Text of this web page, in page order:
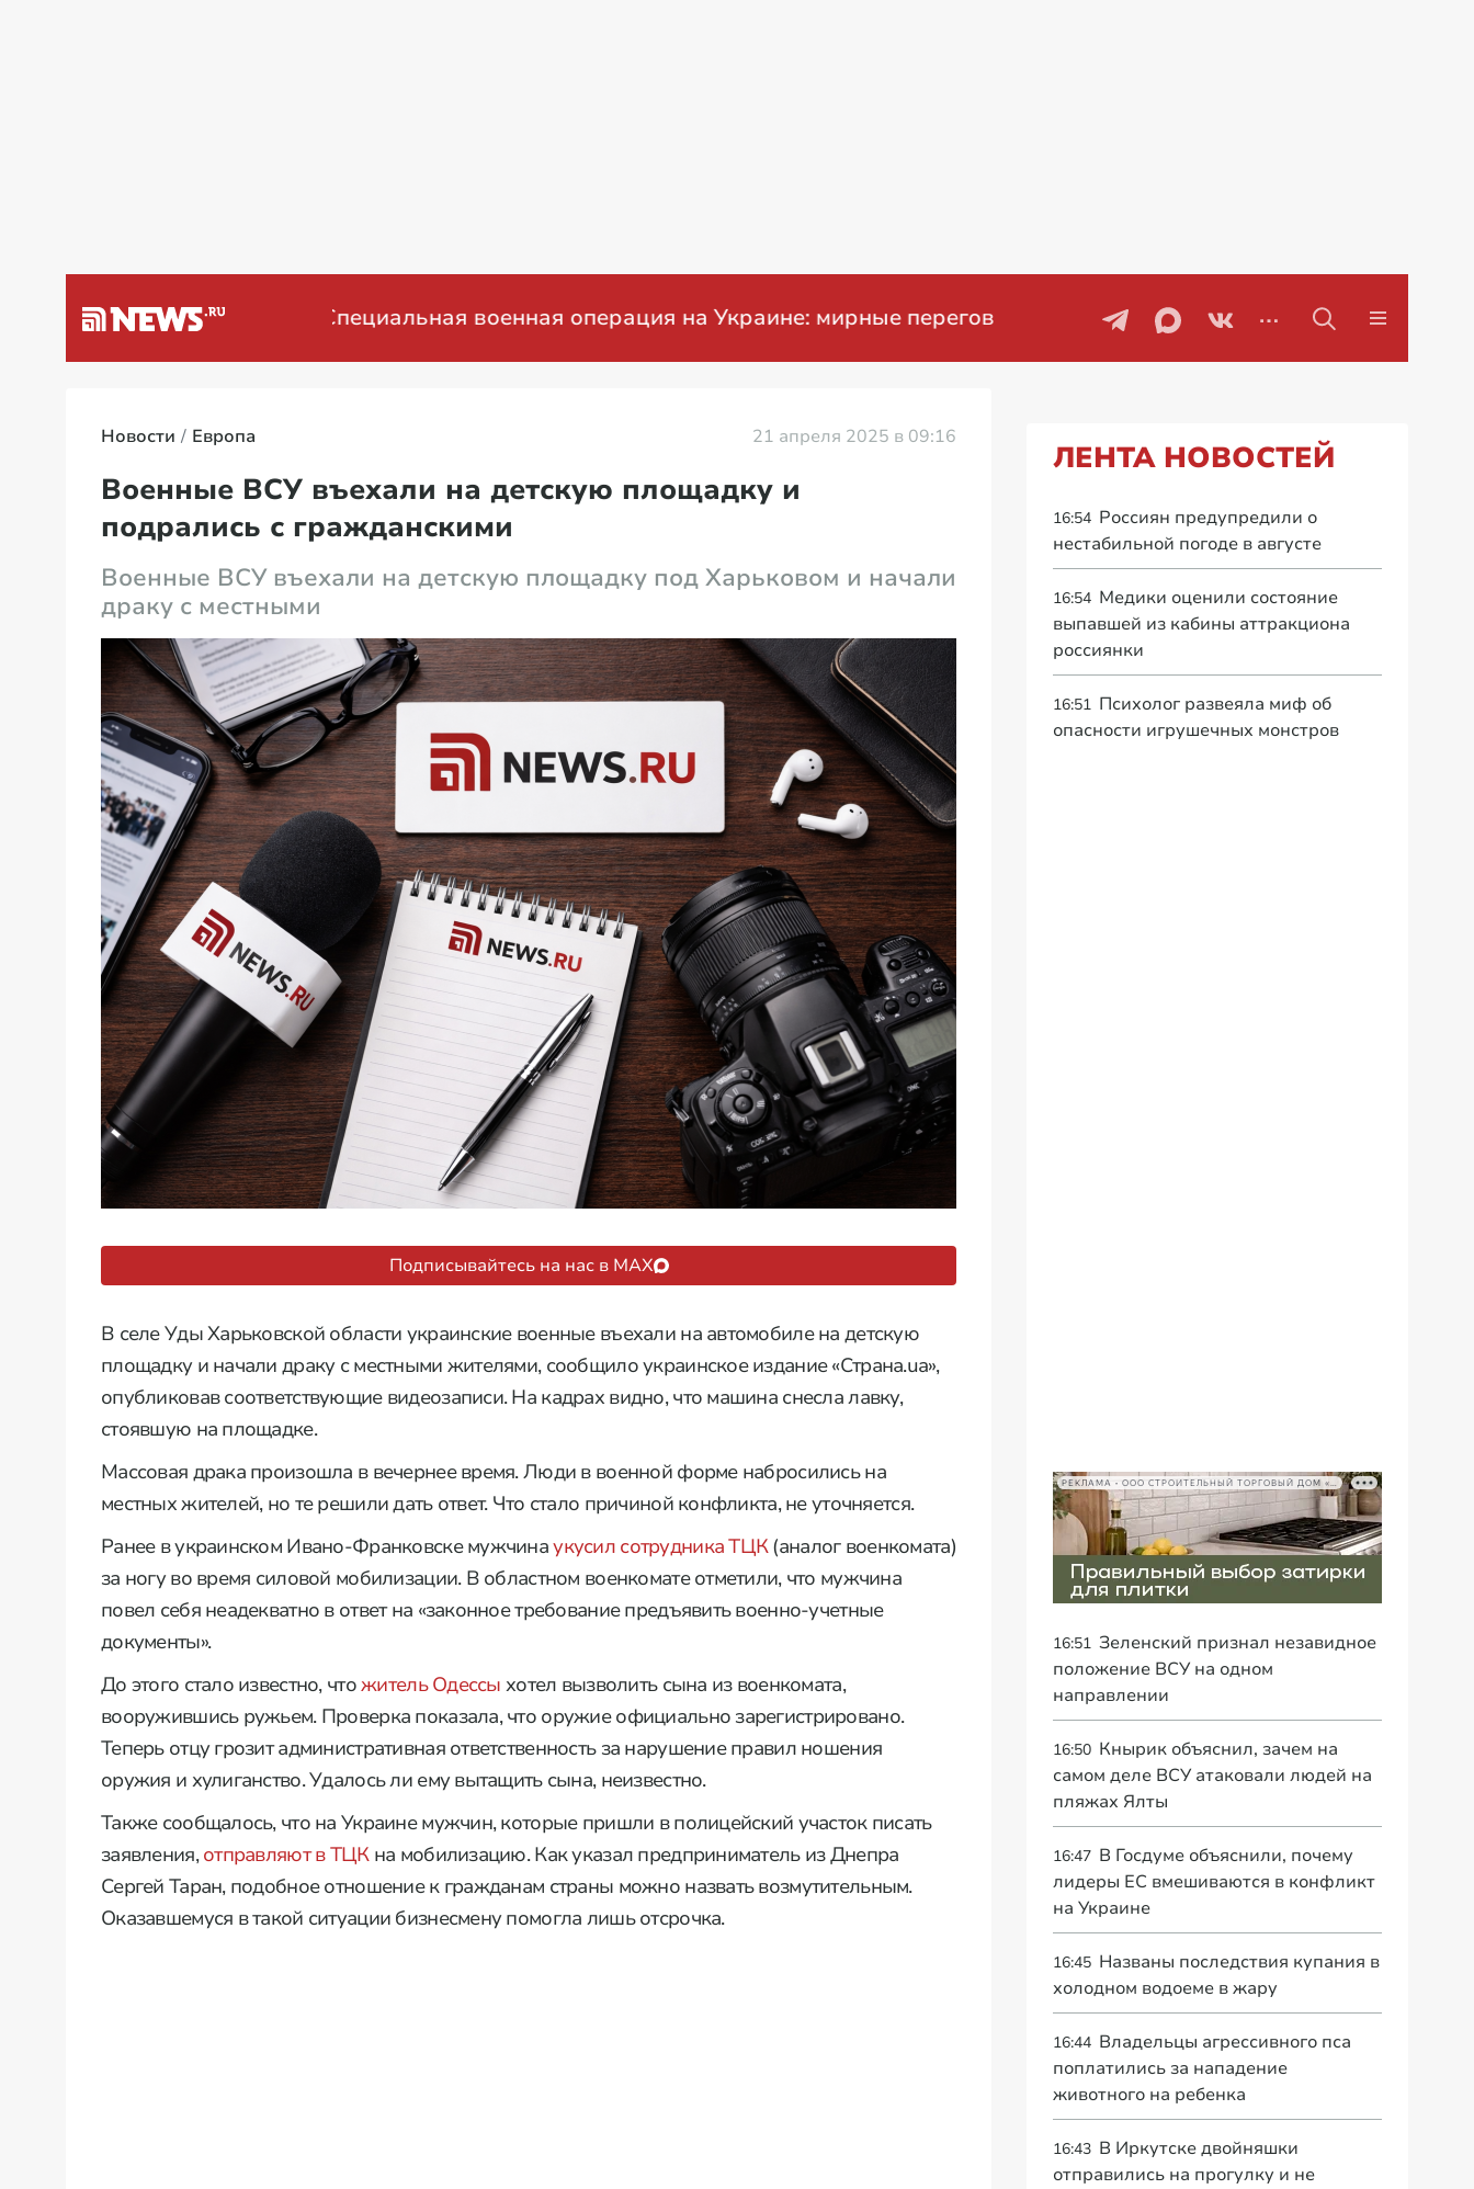
Специальная военная операция на Украине: мирные переговоры Проблемы с бензином в
Новости Европа 21 апреля 2025 в 09:16
Военные ВСУ въехали на детскую площадку и
подрались с гражданскими
Военные ВСУ въехали на детскую площадку под Харьковом и начали
драку с местными
Подписывайтесь на нас в MAX
В селе Уды Харьковской области украинские военные въехали на автомобиле на детскую
площадку и начали драку с местными жителями, сообщило украинское издание «Страна.ua»,
опубликовав соответствующие видеозаписи. На кадрах видно, что машина снесла лавку,
стоявшую на площадке.
Массовая драка произошла в вечернее время. Люди в военной форме набросились на
местных жителей, но те решили дать ответ. Что стало причиной конфликта, не уточняется.
Ранее в украинском Ивано-Франковске мужчинаукусил сотрудника ТЦК(аналог военкомата)
за ногу во время силовой мобилизации. В областном военкомате отметили, что мужчина
повел себя неадекватно в ответ на «законное требование предъявить военно-учетные
документы».
До этого стало известно, чтожитель Одессы хотел вызволить сына из военкомата,
вооружившись ружьем. Проверка показала, что оружие официально зарегистрировано.
Теперь отцу грозит административная ответственность за нарушение правил ношения
оружия и хулиганство. Удалось ли ему вытащить сына, неизвестно.
Также сообщалось, что на Украине мужчин, которые пришли в полицейский участок писать
заявления,отправляют в ТЦКна мобилизацию. Как указал предприниматель из Днепра
Сергей Таран, подобное отношение к гражданам страны можно назвать возмутительным.
Оказавшемуся в такой ситуации бизнесмену помогла лишь отсрочка.
ЛЕНТА НОВОСТЕЙ
16:54 Россиян предупредили о
нестабильной погоде в августе
16:54 Медики оценили состояние
выпавшей из кабины аттракциона
россиянки
16:51 Психолог развеяла миф об
опасности игрушечных монстров
16:51 Зеленский признал незавидное
положение ВСУ на одном
направлении
16:50 Кнырик объяснил, зачем на
самом деле ВСУ атаковали людей на
пляжах Ялты
16:47 В Госдуме объяснили, почему
лидеры ЕС вмешиваются в конфликт
на Украине
16:45 Названы последствия купания в
холодном водоеме в жару
16:44 Владельцы агрессивного пса
поплатились за нападение
животного на ребенка
16:43 В Иркутске двойняшки
отправились на прогулку и не